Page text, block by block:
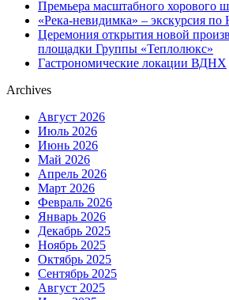
Премьера масштабного хорового
«Река-невидимка» – экскурсия
Церемония открытия новой
площадки Группы «Теплолюкс»
Гастрономические локации ВДНХ
Archives
Август 2026
Июль 2026
Июнь 2026
Май 2026
Апрель 2026
Март 2026
Февраль 2026
Январь 2026
Декабрь 2025
Ноябрь 2025
Октябрь 2025
Сентябрь 2025
Август 2025